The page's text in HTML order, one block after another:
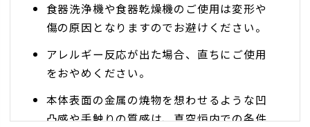
食器洗浄機や食器乾燥機のご使用は変形や
傷の原因となりますのでお避けください。
アレルギー反応が出た場合、直ちにご使用
をおやめください。
本体表面の金属の焼物を想わせるような凹
凸感や手触りの質感は、真空炉内での条件